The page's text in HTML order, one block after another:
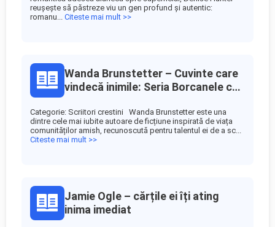
reușește să păstreze viu un gen profund și autentic:
romanu... Citeste mai mult >>
Wanda Brunstetter – Cuvinte care
vindecă inimile: Seria Borcanele cu
Categorie: Scriitori crestini Wanda Brunstetter este una
dintre cele mai iubite autoare de ficțiune inspirată de viața
comunităților amish, recunoscută pentru talentul ei de a sc...
Citeste mai mult >>
Jamie Ogle – cărțile ei îți ating
inima imediat